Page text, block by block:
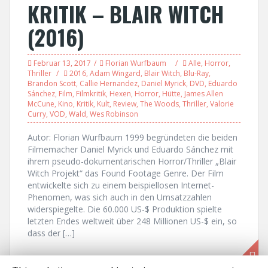
KRITIK – BLAIR WITCH
(2016)
Februar 13, 2017 Florian Wurfbaum Alle, Horror,
Thriller
2016, Adam Wingard, Blair Witch, Blu-Ray,
Brandon Scott, Callie Hernandez, Daniel Myrick, DVD, Eduardo
Sánchez, Film, Filmkritik, Hexen, Horror, Hütte, James Allen
McCune, Kino, Kritik, Kult, Review, The Woods, Thriller, Valorie
Curry, VOD, Wald, Wes Robinson
Autor: Florian Wurfbaum 1999 begründeten die beiden
Filmemacher Daniel Myrick und Eduardo Sánchez mit
ihrem pseudo-dokumentarischen Horror/Thriller „Blair
Witch Projekt“ das Found Footage Genre. Der Film
entwickelte sich zu einem beispiellosen Internet-
Phenomen, was sich auch in den Umsatzzahlen
widerspiegelte. Die 60.000 US-$ Produktion spielte
letzten Endes weltweit über 248 Millionen US-$ ein, so
dass der […]